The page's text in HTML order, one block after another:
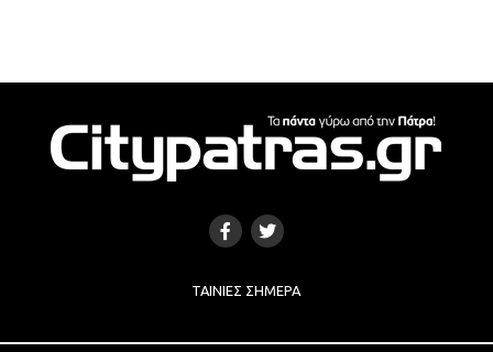
ΤΑΙΝΊΕΣ ΣΉΜΕΡΑ